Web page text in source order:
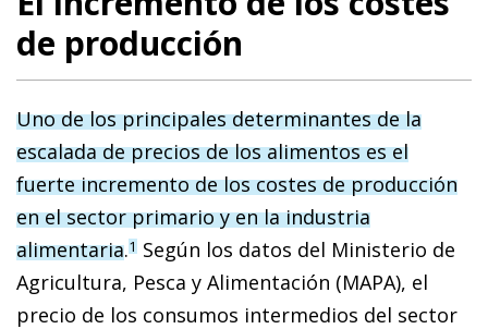
de producción
Uno de los principales determinantes de la
escalada de precios de los alimentos es el
fuerte incremento de los costes de producción
en el sector primario y en la industria
alimentaria.1 Según los datos del Ministerio de
Agricultura, Pesca y Alimentación (MAPA), el
precio de los consumos intermedios del sector